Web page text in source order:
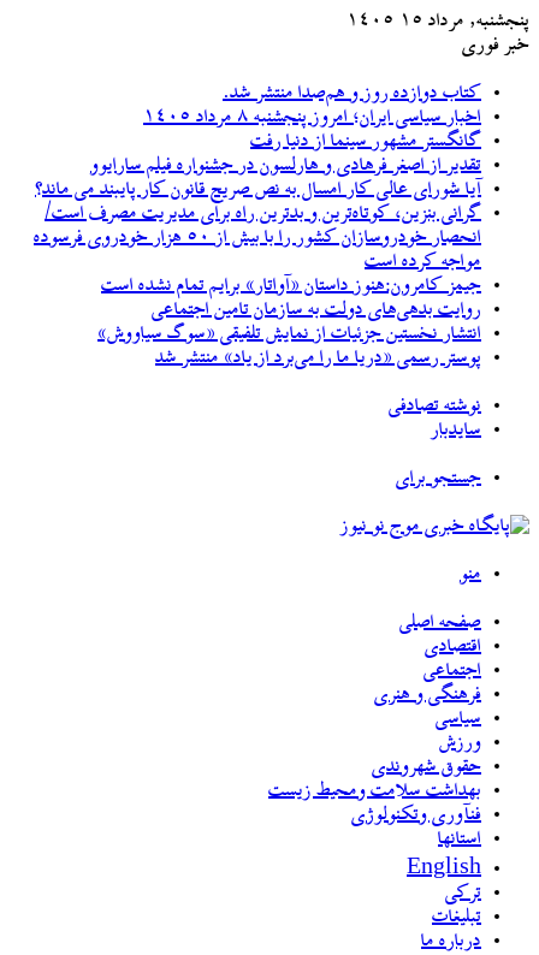
پنجشنبه, مرداد ۱۵ ۱۴۰۵
خبر فوری
کتاب دوازده روز و هم‌صدا منتشر شد.
اخبار سیاسی ایران؛ امروز پنجشنبه ۸ مرداد ۱۴۰۵
گانگستر مشهور سینما از دنیا رفت
تقدیر از اصغر فرهادی و هارلسون در جشنواره فیلم سارایوو
آیا شورای عالی کار امسال به نص صریح قانون کار پایبند می ماند؟
گرانی بنزین، کوتاه‌ترین و بدترین راه برای مدیریت مصرف است/
انحصار خودروسازان کشور را با بیش از ۵۰ هزار خودروی فرسوده
مواجه کرده است
جیمز کامرون:هنوز داستان «آواتار» برایم تمام نشده است
روایت بدهی‌های دولت به سازمان تامین اجتماعی
انتشار نخستین جزئیات از نمایش تلفیقی «سوگ سیاووش»
پوستر رسمی «دریا ما را می‌برد از یاد» منتشر شد
نوشته تصادفی
سایدبار
جستجو برای
منو
صفحه اصلی
اقتصادی
اجتماعی
فرهنگی و هنری
سیاسی
ورزش
حقوق شهروندی
بهداشت سلامت ومحیط زیست
فنآوری وتکنولوژی
استانها
English
ترکی
تبلیغات
درباره ما